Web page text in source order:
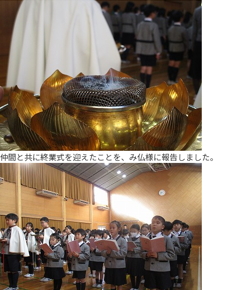
仲間と共に終業式を迎えたことを、み仏様に報告しました。